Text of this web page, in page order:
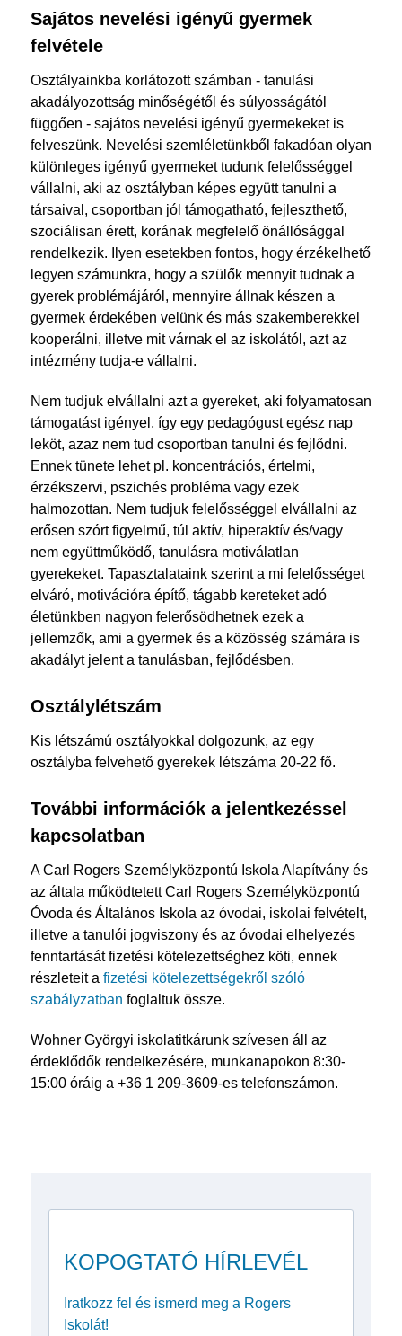
Sajátos nevelési igényű gyermek
felvétele
Osztályainkba korlátozott számban - tanulási
akadályozottság minőségétől és súlyosságától
függően - sajátos nevelési igényű gyermekeket is
felveszünk. Nevelési szemléletünkből fakadóan olyan
különleges igényű gyermeket tudunk felelősséggel
vállalni, aki az osztályban képes együtt tanulni a
társaival, csoportban jól támogatható, fejleszthető,
szociálisan érett, korának megfelelő önállósággal
rendelkezik. Ilyen esetekben fontos, hogy érzékelhető
legyen számunkra, hogy a szülők mennyit tudnak a
gyerek problémájáról, mennyire állnak készen a
gyermek érdekében velünk és más szakemberekkel
kooperálni, illetve mit várnak el az iskolától, azt az
intézmény tudja-e vállalni.
Nem tudjuk elvállalni azt a gyereket, aki folyamatosan
támogatást igényel, így egy pedagógust egész nap
leköt, azaz nem tud csoportban tanulni és fejlődni.
Ennek tünete lehet pl. koncentrációs, értelmi,
érzékszervi, pszichés probléma vagy ezek
halmozottan. Nem tudjuk felelősséggel elvállalni az
erősen szórt figyelmű, túl aktív, hiperaktív és/vagy
nem együttműködő, tanulásra motiválatlan
gyerekeket. Tapasztalataink szerint a mi felelősséget
elváró, motivációra építő, tágabb kereteket adó
életünkben nagyon felerősödhetnek ezek a
jellemzők, ami a gyermek és a közösség számára is
akadályt jelent a tanulásban, fejlődésben.
Osztálylétszám
Kis létszámú osztályokkal dolgozunk, az egy
osztályba felvehető gyerekek létszáma 20-22 fő.
További információk a jelentkezéssel
kapcsolatban
A Carl Rogers Személyközpontú Iskola Alapítvány és
az általa működtetett Carl Rogers Személyközpontú
Óvoda és Általános Iskola az óvodai, iskolai felvételt,
illetve a tanulói jogviszony és az óvodai elhelyezés
fenntartását fizetési kötelezettséghez köti, ennek
részleteit a fizetési kötelezettségekről szóló
szabályzatban foglaltuk össze.
Wohner Györgyi iskolatitkárunk szívesen áll az
érdeklődők rendelkezésére, munkanapokon 8:30-
15:00 óráig a +36 1 209-3609-es telefonszámon.